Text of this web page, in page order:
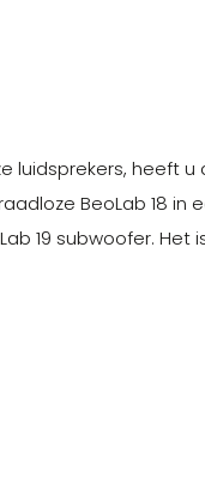
heeft
BeoLab 18
19 subwoofer. Het